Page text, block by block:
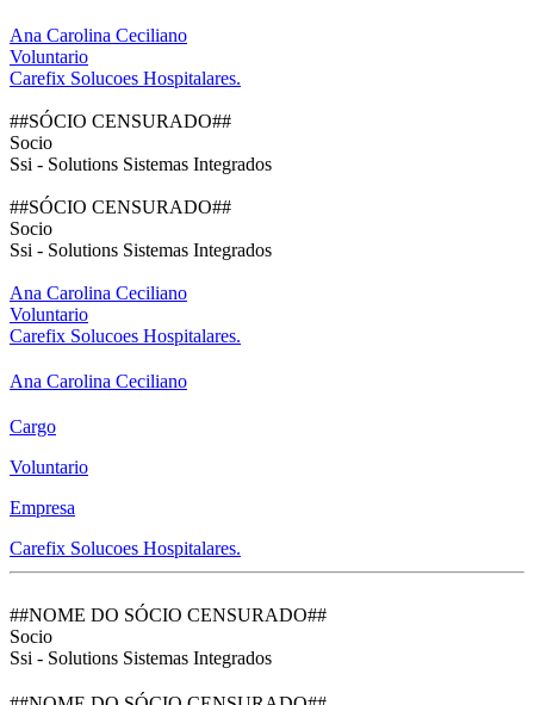
Ana Carolina Ceciliano
Voluntario
Carefix Solucoes Hospitalares.
##SÓCIO CENSURADO##
Socio
Ssi - Solutions Sistemas Integrados
##SÓCIO CENSURADO##
Socio
Ssi - Solutions Sistemas Integrados
Ana Carolina Ceciliano
Voluntario
Carefix Solucoes Hospitalares.
Ana Carolina Ceciliano
Cargo
Voluntario
Empresa
Carefix Solucoes Hospitalares.
##NOME DO SÓCIO CENSURADO##
Socio
Ssi - Solutions Sistemas Integrados